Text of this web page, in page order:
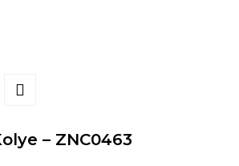
– ZNC0463